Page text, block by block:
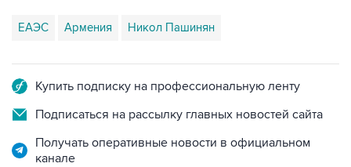
ЕАЭС Армения Никол Пашинян
Купить подписку на профессиональную ленту
Подписаться на рассылку главных новостей сайта
Получать оперативные новости в официальном
канале